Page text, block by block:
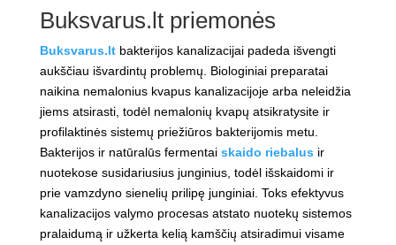
Buksvarus.lt priemonės
Buksvarus.ltbakterijos kanalizacijai padeda išvengti
aukščiau išvardintų problemų. Biologiniai preparatai
naikina nemalonius kvapus kanalizacijoje arba neleidžia
jiems atsirasti, todėl nemalonių kvapų atsikratysite ir
profilaktinės sistemų priežiūros bakterijomis metu.
Bakterijos ir natūralūs fermentai skaido riebalus ir
nuotekose susidariusius junginius, todėl išskaidomi ir
prie vamzdyno sienelių prilipę junginiai. Toks efektyvus
kanalizacijos valymo procesas atstato nuotekų sistemos
pralaidumą ir užkerta kelią kamščių atsiradimui visame